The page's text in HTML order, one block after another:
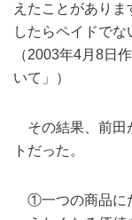
えたことがあり
したらペイドでな
（2003年4月8日
いて」）
その結果、前田
トだった。
①一つの商品に